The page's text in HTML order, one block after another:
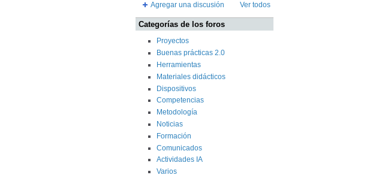
Agregar una discusión Ver todos
Categorías de los foros
Proyectos
Buenas prácticas 2.0
Herramientas
Materiales didácticos
Dispositivos
Competencias
Metodología
Noticias
Formación
Comunicados
Actividades IA
Varios